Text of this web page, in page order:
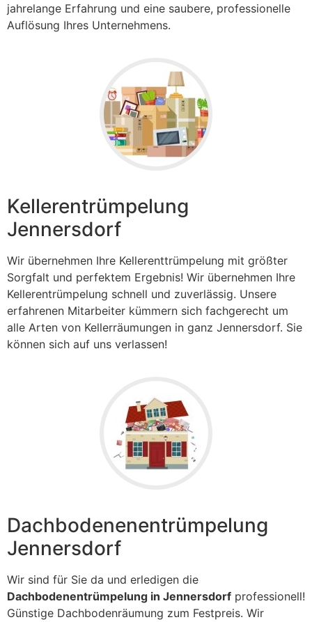
jahrelange Erfahrung und eine saubere, professionelle
Auflösung Ihres Unternehmens.
Kellerentrümpelung
Jennersdorf
Wir übernehmen Ihre Kellerenttrümpelung mit größter
Sorgfalt und perfektem Ergebnis! Wir übernehmen Ihre
Kellerentrümpelung schnell und zuverlässig. Unsere
erfahrenen Mitarbeiter kümmern sich fachgerecht um
alle Arten von Kellerräumungen in ganz Jennersdorf. Sie
können sich auf uns verlassen!
Dachbodenenentrümpelung
Jennersdorf
Wir sind für Sie da und erledigen die
Dachbodenentrümpelung in Jennersdorf professionell!
Günstige Dachbodenräumung zum Festpreis. Wir